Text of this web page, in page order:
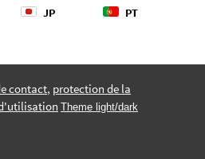
il peut gérer le streaming 4K et les
aluminium.
JP
PT
contact, protection de la
Theme light/dark